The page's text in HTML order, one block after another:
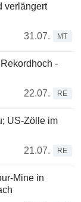
verlängert
31.07.
MT
-
22.07.
RE
US-Zölle im
21.07.
RE
Mine in